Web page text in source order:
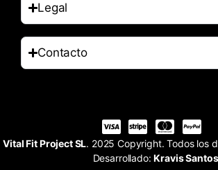
Legal
Contacto
Vital Fit Project SL. 2025 Copyright. Todos los
Desarrollado:Kravis Santos